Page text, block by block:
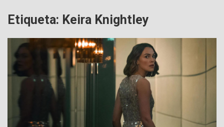
Etiqueta: Keira Knightley